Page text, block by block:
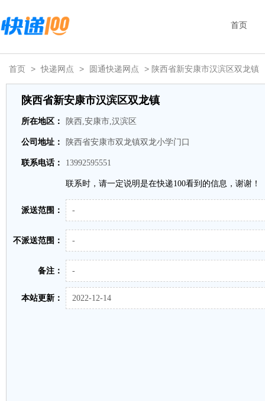
首页
首页 > 快递网点 > 圆通快递网点 > 陕西省新安康市汉滨区双龙镇
陕西省新安康市汉滨区双龙镇
所在地区： 陕西,安康市,汉滨区
公司地址： 陕西省安康市双龙镇双龙小学门口
联系电话： 13992595551
联系时，请一定说明是在快递100看到的信息，谢谢！
派送范围： -
不派送范围： -
备注： -
本站更新： 2022-12-14